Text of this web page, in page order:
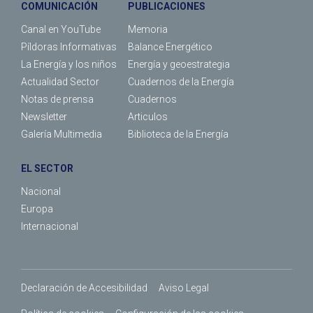
COMUNICACIÓN
Canal en YouTube
Píldoras Informativas
La Energía y los niños
Actualidad Sector
Notas de prensa
Newsletter
Galería Multimedia
PUBLICACIONES
Memoria
Balance Energético
Energía y geoestrategia
Cuadernos de la Energía
Cuadernos
Articulos
Biblioteca de la Energía
EL SECTOR
Nacional
Europa
Internacional
Declaración de Accesibilidad Aviso Legal